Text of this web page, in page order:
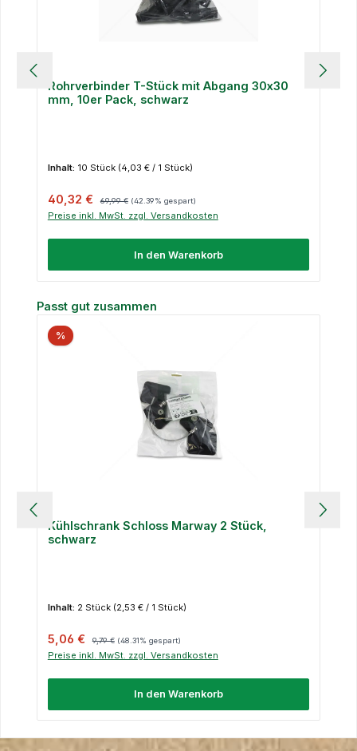
Rohrverbinder T-Stück mit Abgang 30x30
mm, 10er Pack, schwarz
Inhalt: 10 Stück (4,03 € / 1 Stück)
Verkaufspreis:
40,32 € 69,99 € (42.39% gespart)
Preise inkl. MwSt. zzgl. Versandkosten
In den Warenkorb
Produktgalerie überspringen
Passt gut zusammen
%
Kühlschrank Schloss Marway 2 Stück,
schwarz
Inhalt: 2 Stück (2,53 € / 1 Stück)
Verkaufspreis:
5,06 € 9,79 € (48.31% gespart)
Preise inkl. MwSt. zzgl. Versandkosten
In den Warenkorb